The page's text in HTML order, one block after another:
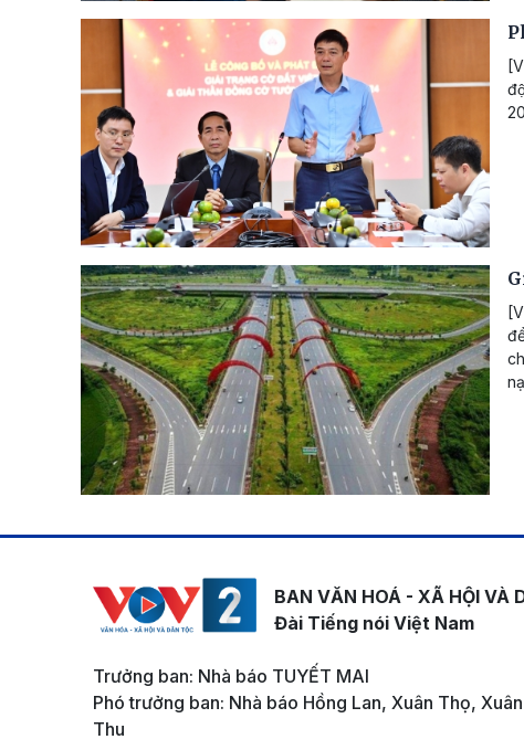
BAN VĂN HOÁ - XÃ HỘI VÀ
Đài Tiếng nói Việt Nam
Trưởng ban: Nhà báo TUYẾT MAI
Phó trưởng ban: Nhà báo Hồng Lan, Xuân Thọ,
Thu